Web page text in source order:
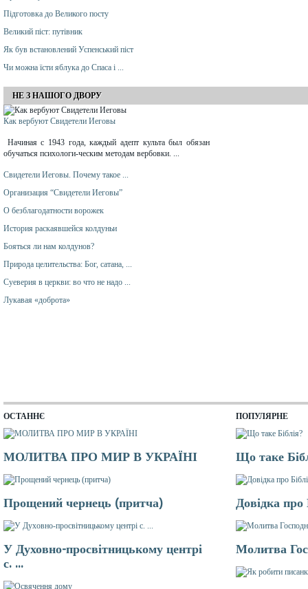
Підготовка до Великого посту
Великий піст: путівник
Як був встановлений Успенський піст
Чи можна їсти яблука до Спаса і ...
НЕ З НАШОГО ДВОРУ
Как вербуют Свидетели Иеговы
Начиная с 1943 года, каждый адепт культа был обязан
обучаться психологи-ческим методам вербовки. ...
Свидетели Иеговы. Почему такое ...
Организация “Свидетели Иеговы”
О безблагодатности ворожек
История раскаявшейся колдуньи
Бояться ли нам колдунов?
Природа целительства: Бог, сатана, ...
Суеверия в церкви: во что не надо ...
Лукавая «доброта»
ОСТАННЄ
МОЛИТВА ПРО МИР В УКРАЇНІ
Прощений чернець (притча)
У Духовно-просвітницькому центрі
с. ...
ПОПУЛЯРНЕ
Що таке
Довідка про
Молитва